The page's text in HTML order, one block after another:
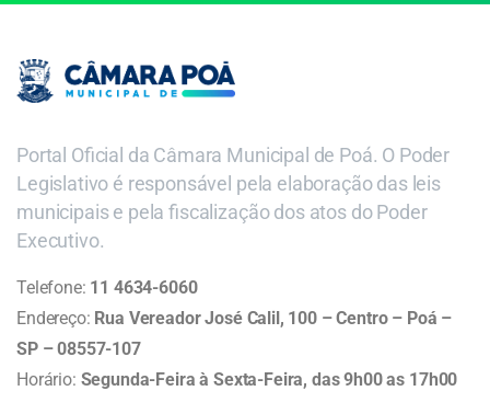
Portal Oficial da Câmara Municipal de Poá. O Poder
Legislativo é responsável pela elaboração das leis
municipais e pela fiscalização dos atos do Poder
Executivo.
Telefone: 11 4634-6060
Endereço: Rua Vereador José Calil, 100 – Centro – Poá –
SP – 08557-107
Horário: Segunda-Feira à Sexta-Feira, das 9h00 as 17h00